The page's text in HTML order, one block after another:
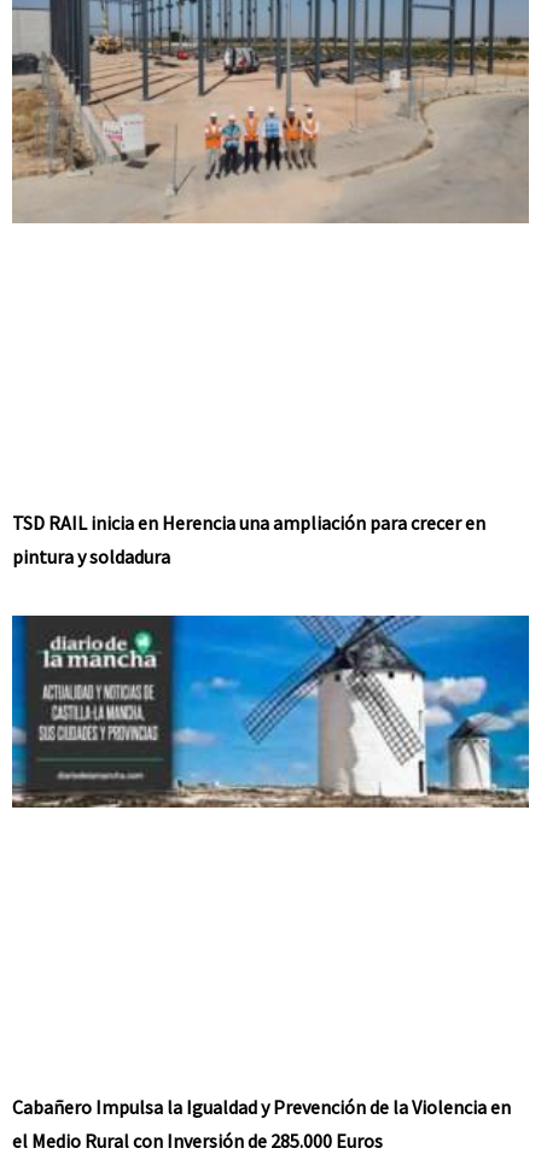
TSD RAIL inicia en Herencia una ampliación para crecer en
pintura y soldadura
Cabañero Impulsa la Igualdad y Prevención de la Violencia en
el Medio Rural con Inversión de 285.000 Euros